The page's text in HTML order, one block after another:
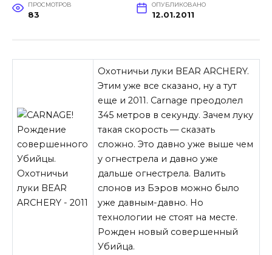
ПРОСМОТРОВ
83
ОПУБЛИКОВАНО
12.01.2011
Охотничьи луки BEAR ARCHERY.
Этим уже все сказано, ну а тут
еще и 2011. Carnage преодолел
345 метров в секунду. Зачем луку
такая скорость — сказать
сложно. Это давно уже выше чем
у огнестрела и давно уже
дальше огнестрела. Валить
слонов из Бэров можно было
уже давным-давно. Но
технологии не стоят на месте.
Рожден новый совершенный
Убийца.